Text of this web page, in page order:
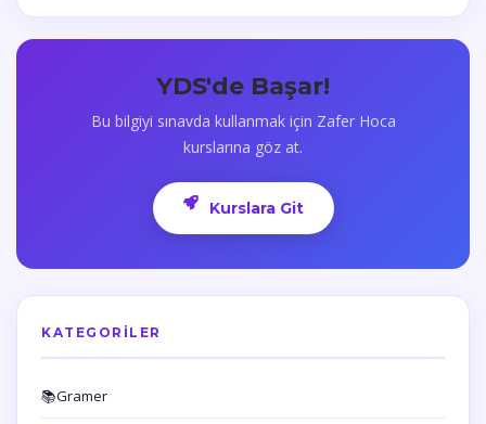
YDS'de Başar!
Bu bilgiyi sınavda kullanmak için Zafer Hoca
kurslarına göz at.
Kurslara Git
KATEGORILER
📚Gramer